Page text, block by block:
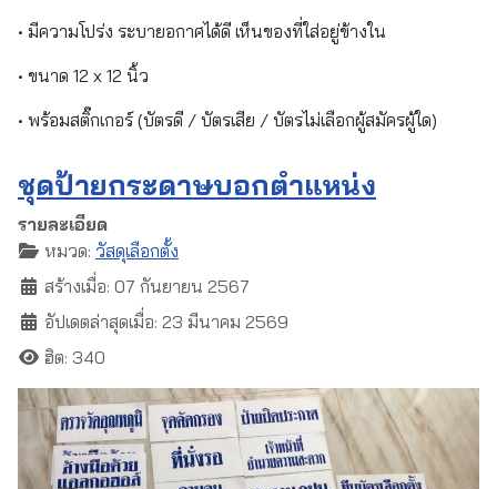
• มีความโปร่ง ระบายอกาศได้ดี เห็นของที่ใส่อยู่ข้างใน
• ขนาด 12 x 12 นิ้ว
• พร้อมสติ๊กเกอร์ (บัตรดี / บัตรเสีย / บัตรไม่เลือกผู้สมัครผู้ใด)
ชุดป้ายกระดาษบอกตำแหน่ง
รายละเอียด
หมวด: วัสดุเลือกตั้ง
สร้างเมื่อ: 07 กันยายน 2567
อัปเดตล่าสุดเมื่อ: 23 มีนาคม 2569
ฮิต: 340